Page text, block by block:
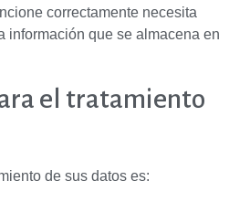
correctamente necesita
información que se almacena en
el tratamiento
de sus datos es: